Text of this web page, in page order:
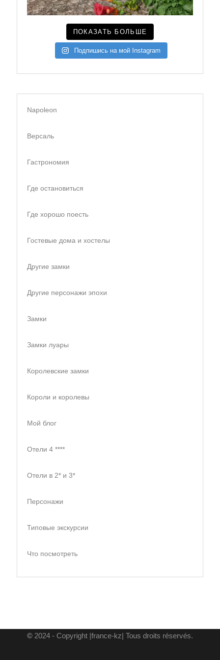
ПОКАЗАТЬ БОЛЬШЕ
Подпишись на мой Instagram
Napoleon
Версаль
Гастрономия
Где остановиться
Где хорошо поесть
Гостевые дома и хостелы
Другие замки
Другие персонажи эпохи
Замки
Замки луары
Королевские замки
Короли и королевы
Мой блог
Отели 4 ****
Отели в 2* и 3*
Персонажи
Типовые экскурсии
Что посмотреть
© 2024 - Copyright |france-kz| Tous droits réservés.